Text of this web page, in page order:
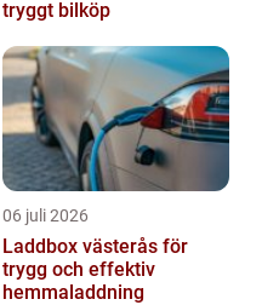
tryggt bilköp
06 juli 2026
Laddbox västerås för
trygg och effektiv
hemmaladdning